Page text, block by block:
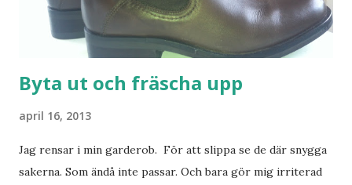
Byta ut och fräscha upp
april 16, 2013
Jag rensar i min garderob. För att slippa se de där snygga
sakerna. Som ändå inte passar. Och bara gör mig irriterad